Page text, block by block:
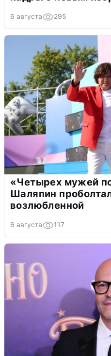
6 августа 295
«Четырех мужей
Шаляпин
возлюбленной
6 августа 117